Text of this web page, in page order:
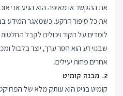
את ההקשר או מאיפה הוא הגיע אני
את כל סיפור הרקע. כשמאגר המידע
לומדים על הקוד ויכולים לקבל
שבנוי רע הוא חסר ערך, יוצר בלבול
אחרים פחות יעילים.
2. מבנה קומיט
קומיט בגיט הוא עותק מלא של